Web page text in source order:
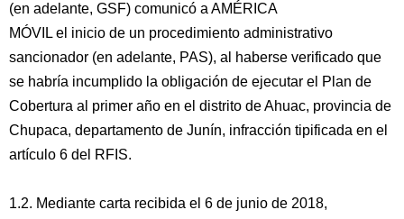
(en adelante, GSF) comunicó a AMÉRICA
MÓVIL el inicio de un procedimiento administrativo
sancionador (en adelante, PAS), al haberse verificado que
se habría incumplido la obligación de ejecutar el Plan de
Cobertura al primer año en el distrito de Ahuac, provincia de
Chupaca, departamento de Junín, infracción tipificada en el
artículo 6 del RFIS.
1.2. Mediante carta recibida el 6 de junio de 2018,